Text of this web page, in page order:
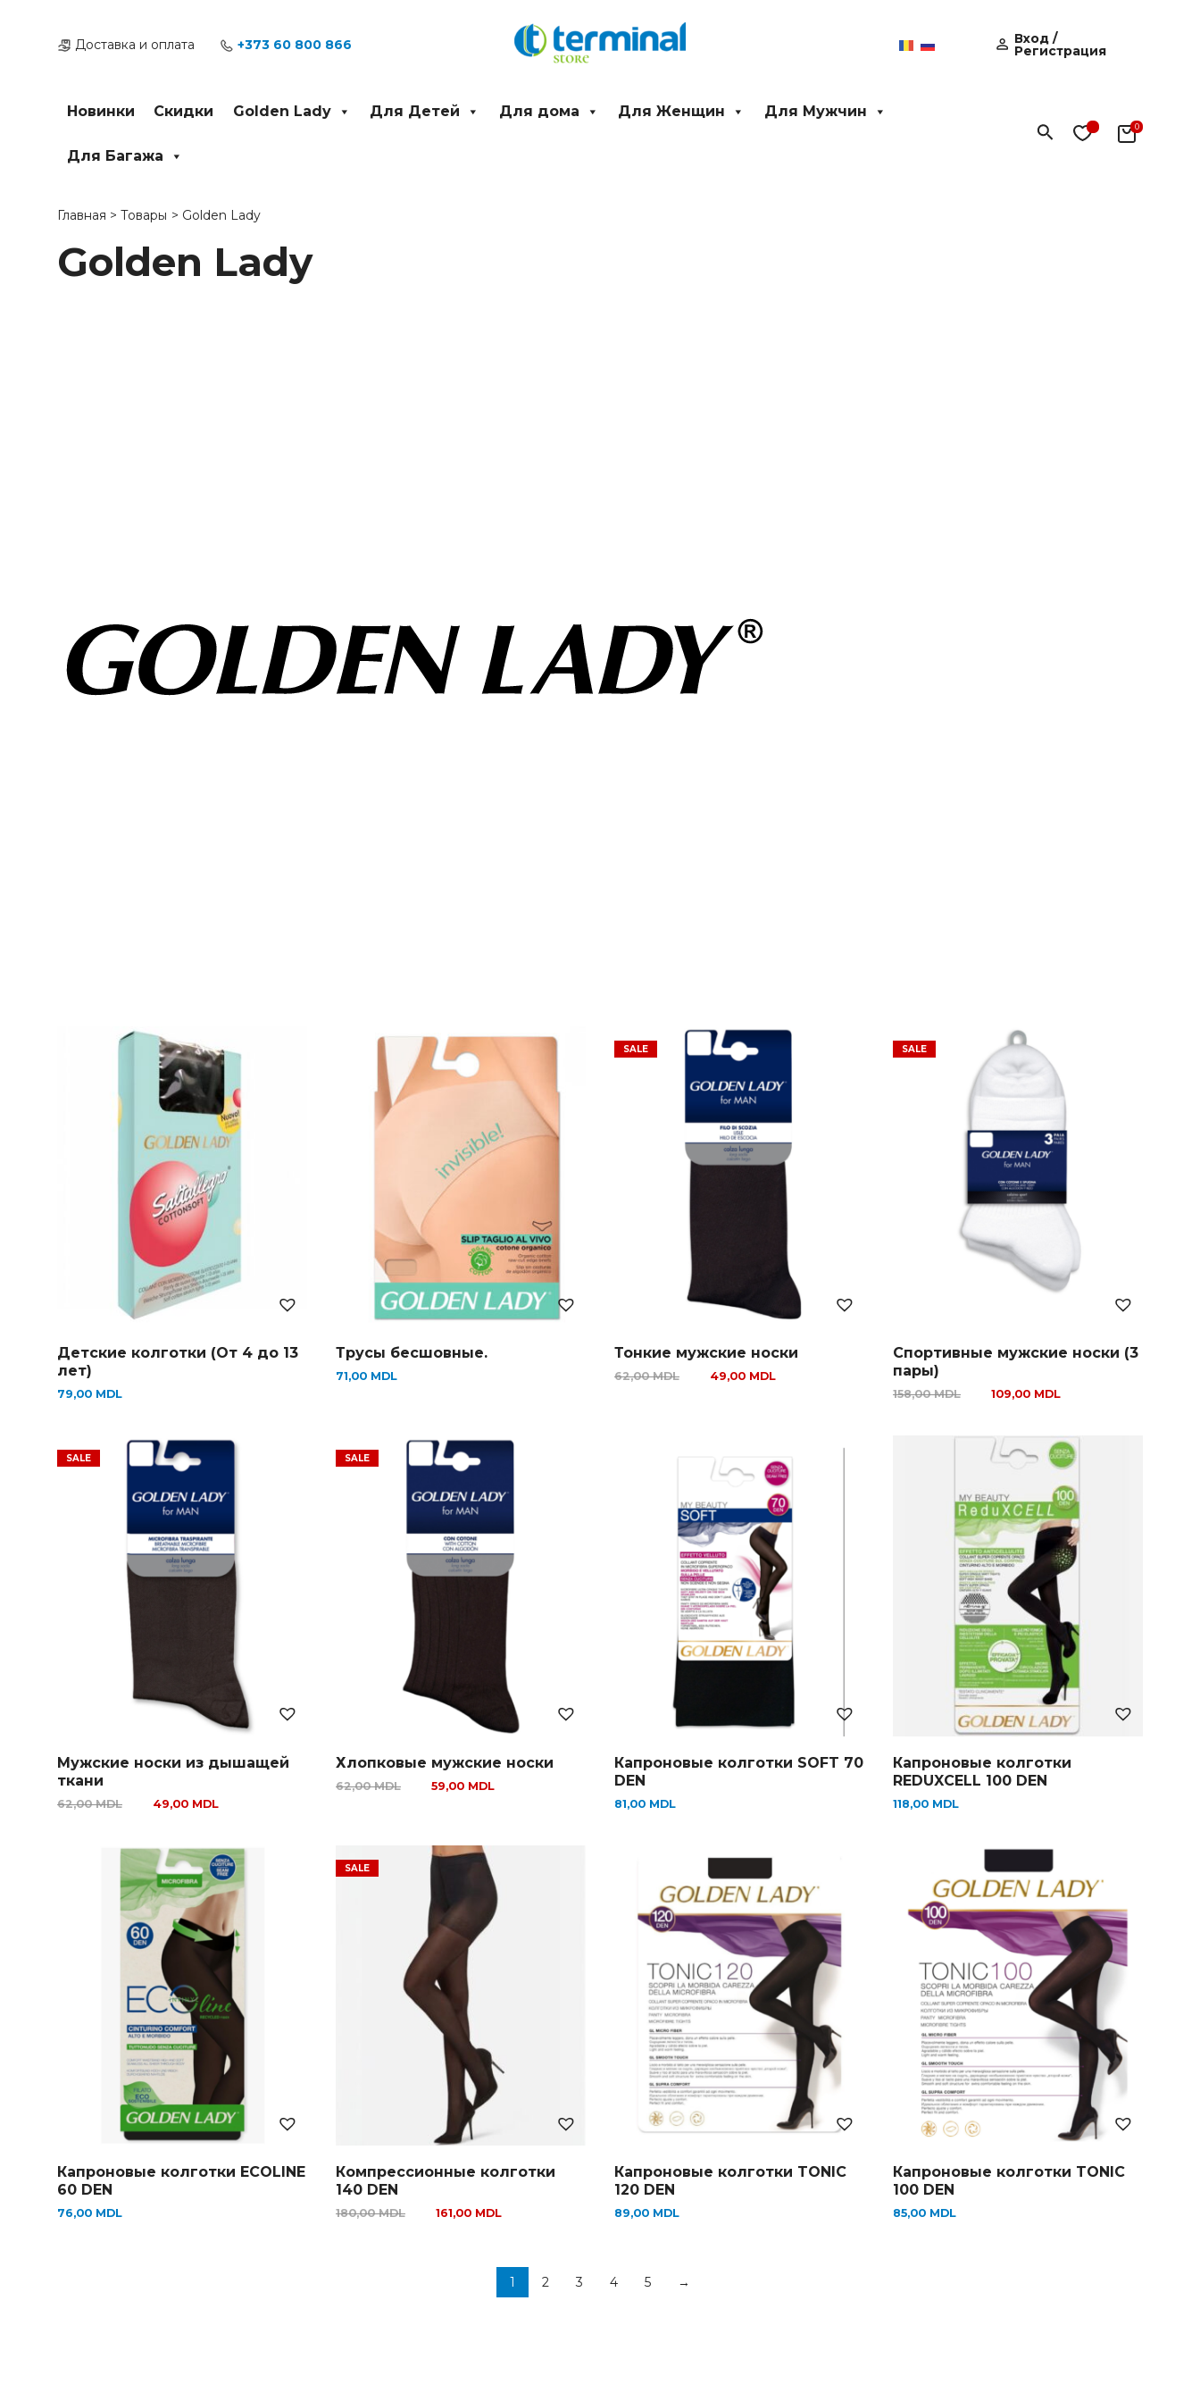
содержимомуДоставка и оплата +373 60 800 866 Вход /
Регистрация
Новинки Скидки Golden Lady Для Детей Для дома Для Женщин Для Мужчин
Для Багажа
Поиск
Главная Товары Golden Lady
Golden Lady
Детские колготки (От 4 до 13
лет)
79,00 MDL
Трусы бесшовные.
71,00 MDL
Тонкие мужские носки
62,00MDL 49,00 MDL
Спортивные мужские носки (3
пары)
158,00MDL 109,00 MDL
Мужские носки из дышащей
ткани
62,00MDL 49,00 MDL
Хлопковые мужские носки
62,00MDL 59,00 MDL
Капроновые колготки SOFT 70
DEN
81,00 MDL
Капроновые колготки
REDUXCELL 100 DEN
118,00 MDL
Капроновые колготки ECOLINE
60 DEN
76,00 MDL
Компрессионные колготки
140 DEN
180,00MDL 161,00 MDL
Капроновые колготки TONIC
120 DEN
89,00 MDL
Капроновые колготки TONIC
100 DEN
85,00 MDL
1 2 3 4 5 →